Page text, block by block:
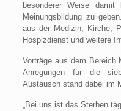
besonderer Weise
Meinungsbildung zu
aus der Medizin, Kirche,
Hospizdienst und weitere
Vorträge aus dem Bereich
Anregungen für die
Austausch stand dabei im
„Bei uns ist das Sterben